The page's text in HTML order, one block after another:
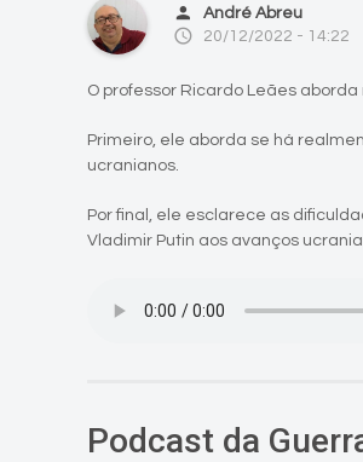
person André Abreu
access_time 20/12/2022 - 14:22
O professor Ricardo Leães
Primeiro, ele aborda se há
ucranianos.
Por final, ele esclarece as
Vladimir Putin aos avanços
Podcast da